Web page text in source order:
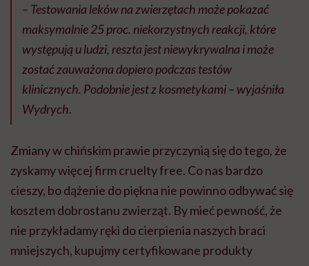
– Testowania leków na zwierzętach może pokazać
maksymalnie 25 proc. niekorzystnych reakcji, które
występują u ludzi, reszta jest niewykrywalna i może
zostać zauważona dopiero podczas testów
klinicznych. Podobnie jest z kosmetykami – wyjaśniła
Wydrych.
Zmiany w chińskim prawie przyczynią się do tego, że
zyskamy więcej firm cruelty free. Co nas bardzo
cieszy, bo dążenie do piękna nie powinno odbywać się
kosztem dobrostanu zwierząt. By mieć pewność, że
nie przykładamy ręki do cierpienia naszych braci
mniejszych, kupujmy certyfikowane produkty